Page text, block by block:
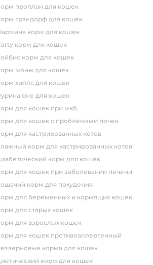
корм проплан для кошек
корм грандорф для кошек
фармина корм для кошек
harty корм для кошек
ройбис корм для кошек
корм монж для кошек
корм хиллс для кошек
пурина оне для кошек
корм для кошек при мкб
корм для кошек с проблемами почек
Корм для кастрированных котов
влажный корм для кастрированных котов
диабетический корм для кошек
корм для кошек при заболевании печени
кошачий корм для похудения
корм для беременных и кормящих кошек
корм для старых кошек
корм для взрослых кошек
корм для кошек противоаллергенный
беззерновые корма для кошек
диетический корм для кошек